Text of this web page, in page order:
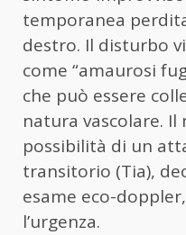
temporanea
destro. Il disturbo
come “amaurosi
che può essere
natura vascolare.
possibilità di un
transitorio (Tia),
esame eco-
l’urgenza.